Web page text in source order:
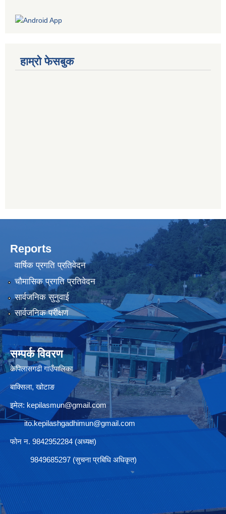
हाम्रो फेसबुक
Reports
वार्षिक प्रगति प्रतिवेदन
चौमासिक प्रगति प्रतिवेदन
सार्वजनिक सुनुवाई
सार्वजनिक परीक्षण
सम्पर्क विवरण
केपिलासगढी गाउँपालिका
बाक्सिला, खोटाङ
इमेल: kepilasmun@gmail.com
ito.kepilashgadhimun@gmail.com
फोन न. 9842952284 (अध्यक्ष)
9849685297 (सुचना प्रबिधि अधिकृत)